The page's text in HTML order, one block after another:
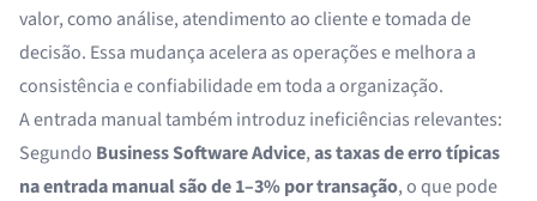
valor, como análise, atendimento ao cliente e tomada de
decisão. Essa mudança acelera as operações e melhora a
consistência e confiabilidade em toda a organização.
A entrada manual também introduz ineficiências relevantes:
Segundo Business Software Advice,as taxas de erro típicas
na entrada manual são de1–3% por transação, o que pode